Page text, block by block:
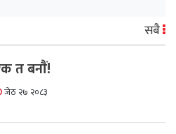
सबै
त बनाैं!
जेठ २७ २०८३